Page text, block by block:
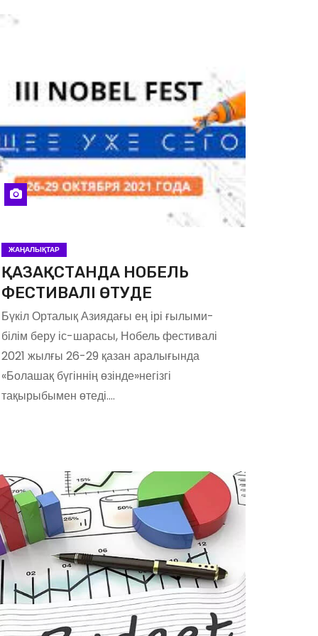
ЖАҢАЛЫҚТАР
ҚАЗАҚСТАНДА НОБЕЛЬ
ФЕСТИВАЛІ ӨТУДЕ
Бүкіл Орталық Азиядағы ең ірі ғылыми-
білім беру іс-шарасы, Нобель фестивалі
2021 жылғы 26-29 қазан аралығында
«Болашақ бүгіннің өзінде»негізгі
тақырыбымен өтеді.…